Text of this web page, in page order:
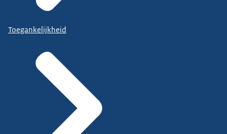
Toegankelijkheid